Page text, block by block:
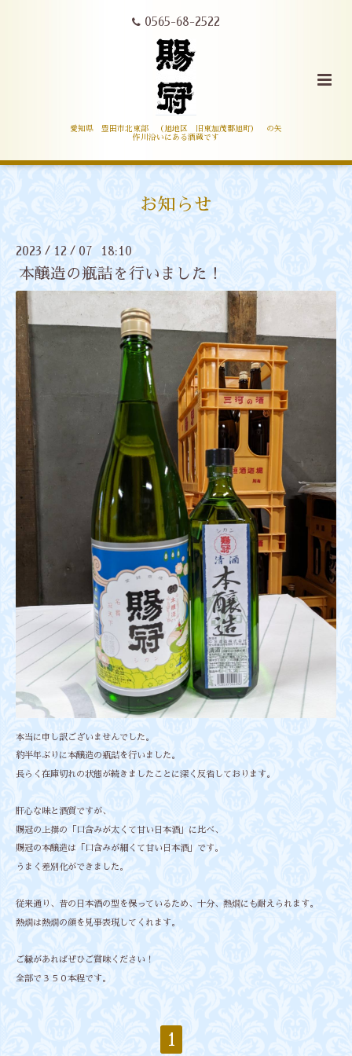
0565-68-2522
愛知県 豊田市北東部 （旭地区 旧東加茂郡旭町） の矢
作川沿いにある酒蔵です
お知らせ
2023 / 12 / 07 18:10
本醸造の瓶詰を行いました！
本当に申し訳ございませんでした。
約半年ぶりに本醸造の瓶詰を行いました。
長らく在庫切れの状態が続きましたことに深く反省しております。
肝心な味と酒質ですが、
賜冠の上撰の「口含みが太くて甘い日本酒」に比べ、
賜冠の本醸造は「口含みが細くて甘い日本酒」です。
うまく差別化ができました。
従来通り、昔の日本酒の型を保っているため、十分、熱燗にも耐えられます。
熱燗は熱燗の顔を見事表現してくれます。
ご縁があればぜひご賞味ください！
全部で３５０本程です。
1